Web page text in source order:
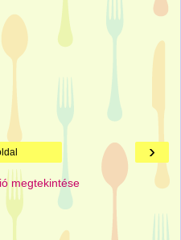
›
megtekintése